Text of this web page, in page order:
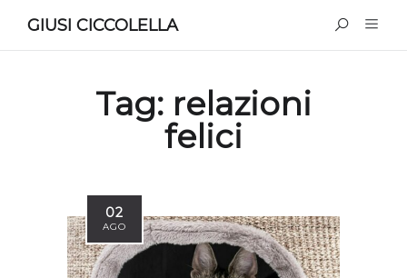
GIUSI CICCOLELLA
Tag: relazioni
felici
02
AGO